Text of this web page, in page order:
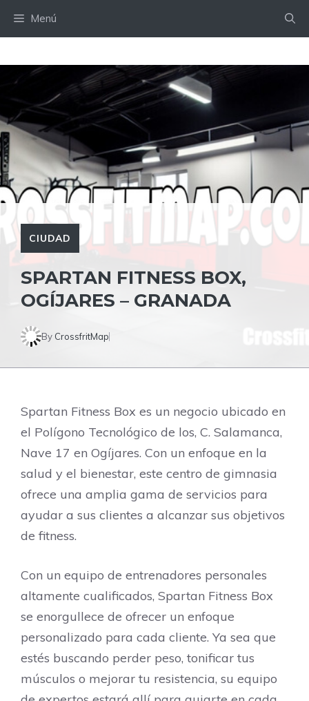
Menú
CIUDAD
SPARTAN FITNESS BOX,
OGÍJARES – GRANADA
By CrossfritMap
Spartan Fitness Box es un negocio ubicado en
el Polígono Tecnológico de los, C. Salamanca,
Nave 17 en Ogíjares. Con un enfoque en la
salud y el bienestar, este centro de gimnasia
ofrece una amplia gama de servicios para
ayudar a sus clientes a alcanzar sus objetivos
de fitness.
Con un equipo de entrenadores personales
altamente cualificados, Spartan Fitness Box
se enorgullece de ofrecer un enfoque
personalizado para cada cliente. Ya sea que
estés buscando perder peso, tonificar tus
músculos o mejorar tu resistencia, su equipo